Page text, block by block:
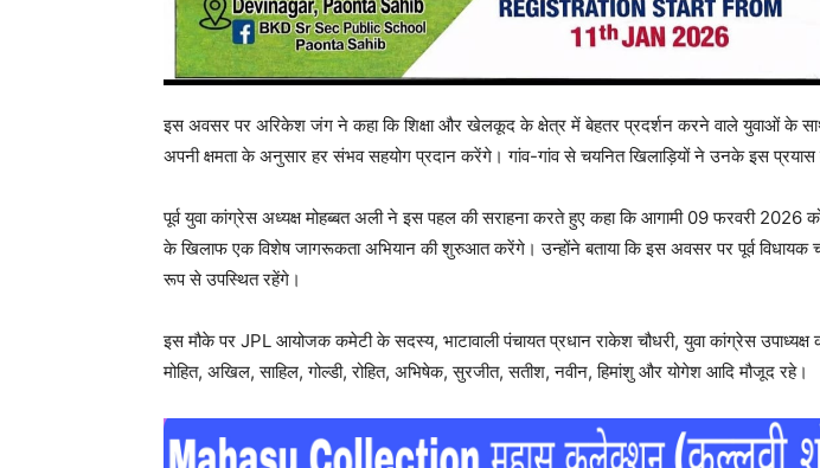
इस अवसर पर अरिकेश जंग ने कहा कि शिक्षा और खेलकूद के क्षेत्र में बेहतर प्रदर्शन करने वाले युवाओं के
अपनी क्षमता के अनुसार हर संभव सहयोग प्रदान करेंगे। गांव-गांव से चयनित खिलाड़ियों ने उनके इस प्रयास
पूर्व युवा कांग्रेस अध्यक्ष मोहब्बत अली ने इस पहल की सराहना करते हुए कहा कि आगामी 09 फरवरी 2026
के खिलाफ एक विशेष जागरूकता अभियान की शुरुआत करेंगे। उन्होंने बताया कि इस अवसर पर पूर्व विधायक
रूप से उपस्थित रहेंगे।
इस मौके पर JPL आयोजक कमेटी के सदस्य, भाटावाली पंचायत प्रधान राकेश चौधरी, युवा कांग्रेस उपाध्यक्ष
मोहित, अखिल, साहिल, गोल्डी, रोहित, अभिषेक, सुरजीत, सतीश, नवीन, हिमांशु और योगेश आदि मौजूद रहे।